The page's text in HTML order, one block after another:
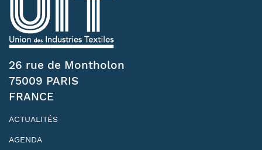
26 rue de Montholon
75009 PARIS
FRANCE
ACTUALITÉS
AGENDA